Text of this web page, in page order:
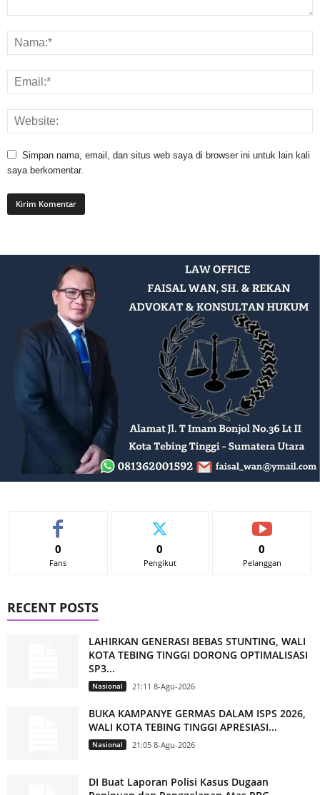
Simpan nama, email, dan situs web saya di browser ini untuk lain kali
saya berkomentar.
0
Fans
0
Pengikut
0
Pelanggan
RECENT POSTS
LAHIRKAN GENERASI BEBAS STUNTING, WALI
KOTA TEBING TINGGI DORONG OPTIMALISASI
SP3...
Nasional 21:11 8-Agu-2026
BUKA KAMPANYE GERMAS DALAM ISPS 2026,
WALI KOTA TEBING TINGGI APRESIASI...
Nasional 21:05 8-Agu-2026
DI Buat Laporan Polisi Kasus Dugaan